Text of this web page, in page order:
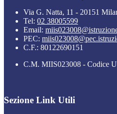
Via G. Natta, 11 - 20151
Tel: 02 38005599
Email:
PEC:
C.F.: 80122690151
C.M. MIIS023008 - Codice
Sezione Link Utili